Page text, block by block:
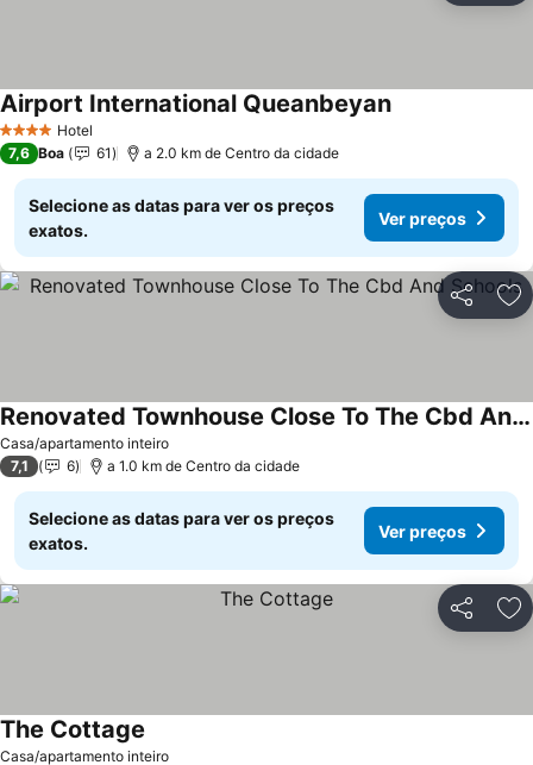
4 EstrelasHotel
Airport International Queanbeyan
7,6 Boa 61 a 2.0 km de Centro da cidade
Selecione as datas para ver os preços
exatos.
Ver preços
Partilhar
Casa/apartamento inteiro
Renovated Townhouse Close To The Cbd And Schools
7,1 6 a 1.0 km de Centro da cidade
Selecione as datas para ver os preços
exatos.
Ver preços
Partilhar
Casa/apartamento inteiro
The Cottage